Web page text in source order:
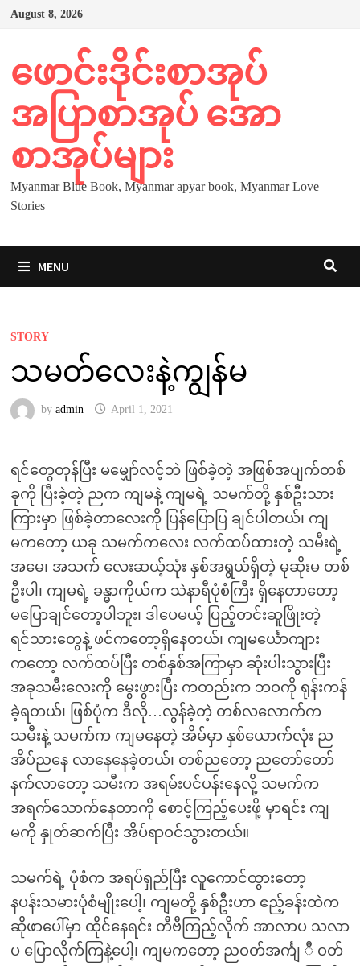
Skip
August 8, 2026
ဖောင်းဒိုင်းစာအုပ်
အပြာစာအုပ် အော
စာအုပ်များ
Myanmar Blue Book, Myanmar apyar book, Myanmar Love
Stories
MENU
STORY
သမတ်လေးနဲ့ကျွန်မ
by admin April 1, 2021
ရင်တွေတုန်ပြီး မမျှော်လင့်ဘဲ ဖြစ်ခဲ့တဲ့ အဖြစ်အပျက်တစ်
ခုကို ပြီးခဲ့တဲ့ ညက ကျမနဲ့ ကျမရဲ့ သမက်တို့ နှစ်ဦးသား
ကြားမှာ ဖြစ်ခဲ့တာလေးကို ပြန်ပြောပြ ချင်ပါတယ်၊ ကျ
မကတော့ ယခု သမက်ကလေး လက်ထပ်ထားတဲ့ သမီးရဲ့
အမေ၊ အသက် လေးဆယ့်သုံး နှစ်အရွယ်ရှိတဲ့ မုဆိုးမ တစ်
ဦးပါ၊ ကျမရဲ့ ခန္ဓာကိုယ်က သဲနာရီပုံစံကြီး ရှိနေတာတော့
မပြောချင်တော့ပါဘူး၊ ဒါပေမယ့် ပြည့်တင်းဆူဖြိုးတဲ့
ရင်သားတွေနဲ့ ဖင်ကတော့ရှိနေတယ်၊ ကျမင်္ယောကျား
ကတော့ လက်ထပ်ပြီး တစ်နှစ်အကြာမှာ ဆုံးပါးသွားပြီး
အခုသမီးလေးကို မွေးဖွားပြီး ကတည်းက ဘဝကို ရုန်းကန်
ခဲ့ရတယ်၊ ဖြစ်ပုံက ဒီလို…လွန်ခဲ့တဲ့ တစ်လလောက်က
သမီးနဲ့ သမက်က ကျမနေတဲ့ အိမ်မှာ နှစ်ယောက်လုံး ည
အိပ်ညနေ လာနေနေခဲ့တယ်၊ တစ်ညတော့ ညတော်တော်
နက်လာတော့ သမီးက အရမ်းပင်ပန်းနေလို့ သမက်က
အရက်သောက်နေတာကို စောင့်ကြည့်ပေးဖို့ မှာရင်း ကျ
မကို နှုတ်ဆက်ပြီး အိပ်ရာဝင်သွားတယ်။
သမက်ရဲ့ ပုံစံက အရပ်ရှည်ပြီး လူကောင်ထွားတော့
နပန်းသမားပုံစံမျိုးပေါ့၊ ကျမတို့ နှစ်ဦးဟာ ဧည့်ခန်းထဲက
ဆိုဖာပေါ်မှာ ထိုင်နေရင်း တီဗီကြည့်လိုက် အာလာပ သလာ
ပ ပြောလိုက်ကြနဲ့ပေါ့၊ ကျမကတော့ ညဝတ်အင်္ကျ ီ ဝတ်